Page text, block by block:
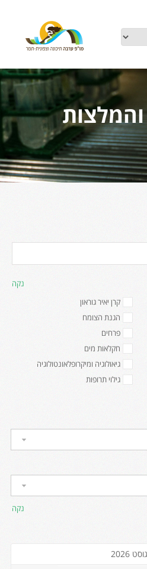
נקה
קרן יאיר גוראון
הגנת הצומח
פרחים
חקלאות מים
גיאולוגיה ומיקרופלאונטולוגיה
גילוי תרופות
נקה
2026